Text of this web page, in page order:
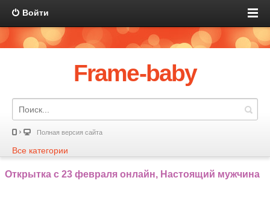
Войти
Frame-baby
Полная версия сайта
Все категории
Открытка с 23 февраля онлайн, Настоящий мужчина